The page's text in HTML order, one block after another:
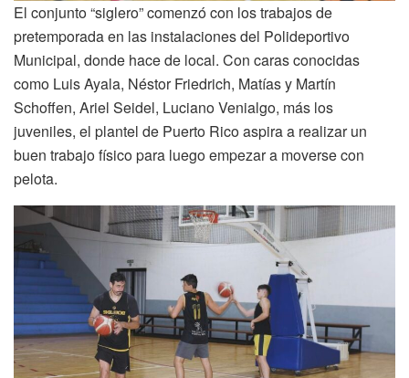
El conjunto “siglero” comenzó con los trabajos de
pretemporada en las instalaciones del Polideportivo
Municipal, donde hace de local. Con caras conocidas
como Luis Ayala, Néstor Friedrich, Matías y Martín
Schoffen, Ariel Seidel, Luciano Venialgo, más los
juveniles, el plantel de Puerto Rico aspira a realizar un
buen trabajo físico para luego empezar a moverse con
pelota.